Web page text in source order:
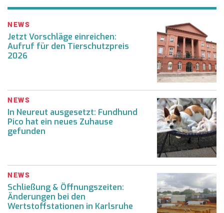
NEWS
Jetzt Vorschläge einreichen:
Aufruf für den Tierschutzpreis
2026
NEWS
In Neureut ausgesetzt: Fundhund
Pico hat ein neues Zuhause
gefunden
NEWS
Schließung & Öffnungszeiten:
Änderungen bei den
Wertstoffstationen in Karlsruhe